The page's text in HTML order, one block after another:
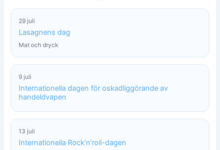
29 juli
Lasagnens dag
Mat och dryck
9 juli
Internationella dagen för oskadliggörande av
handeldvapen
13 juli
Internationella Rock’n’roll-dagen